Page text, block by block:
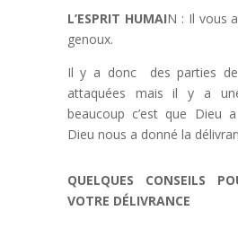
L’ESPRIT HUMAIN : Il vous
genoux.
Il y a donc des parties
attaquées mais il y a
beaucoup c’est que Dieu
Dieu nous a donné la
QUELQUES CONSEILS
VOTRE DÉLIVRANCE